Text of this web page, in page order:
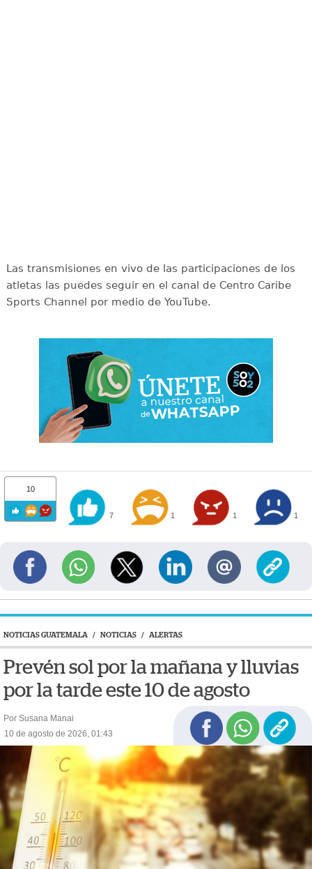
Las transmisiones en vivo de las participaciones de los
atletas las puedes seguir en el canal de Centro Caribe
Sports Channel por medio de YouTube.
10
7 1 1 1
NOTICIAS GUATEMALA / NOTICIAS / ALERTAS
Prevén sol por la mañana y lluvias
por la tarde este 10 de agosto
Por Susana Manai
10 de agosto de 2026, 01:43